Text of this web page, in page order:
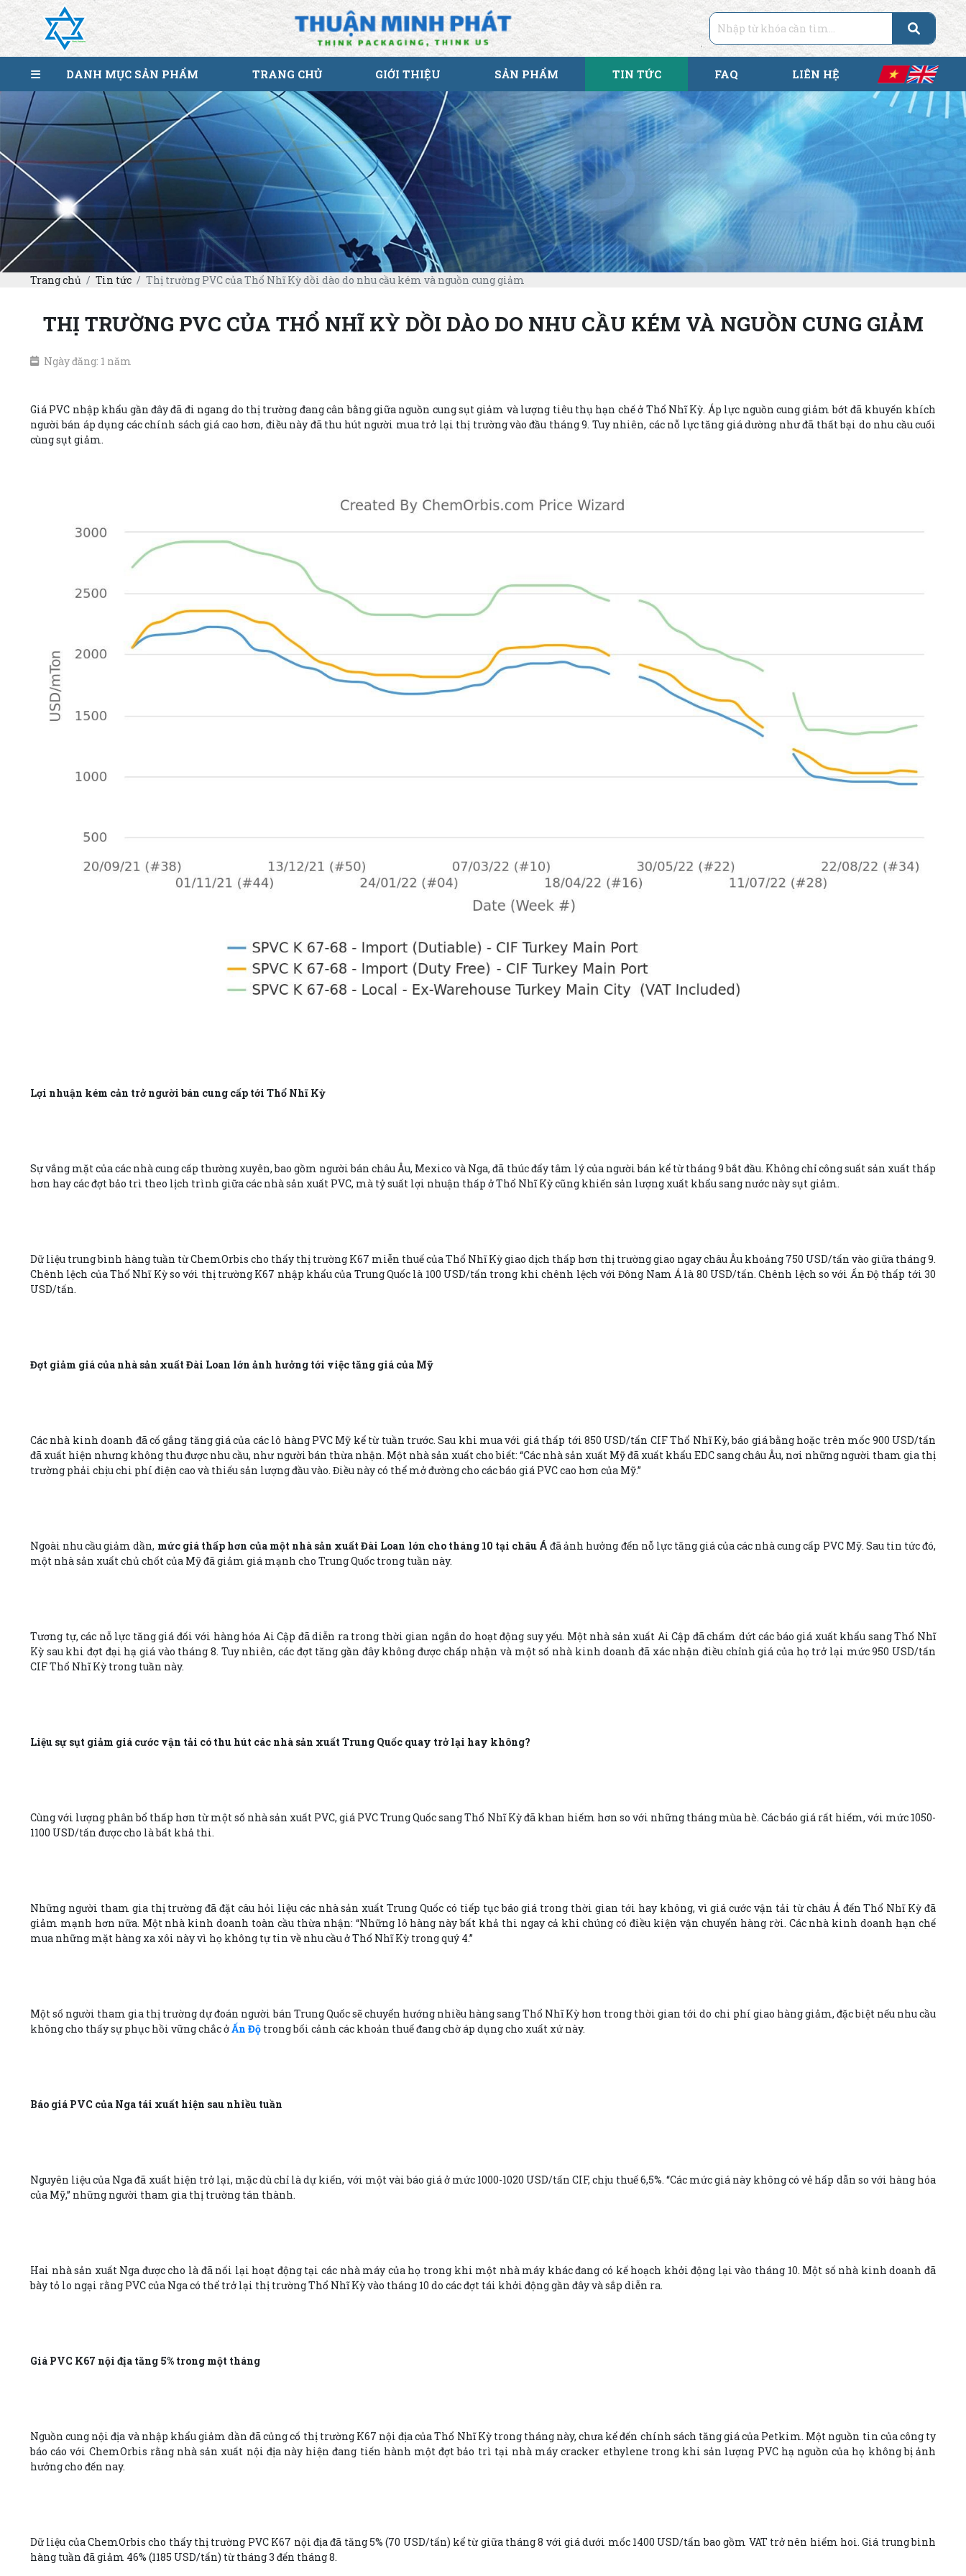
DANH MỤC SẢN PHẨM TRANG CHỦ GIỚI THIỆU SẢN PHẨM TIN TỨC FAQ LIÊN HỆ
Trang chủ Tin tức Thị trường PVC của Thổ Nhĩ Kỳ dồi dào do nhu cầu kém và nguồn cung giảm
THỊ TRƯỜNG PVC CỦA THỔ NHĨ KỲ DỒI DÀO DO NHU CẦU KÉM VÀ NGUỒN CUNG GIẢM
Ngày đăng: 1 năm
Giá PVC nhập khẩu gần đây đã đi ngang do thị trường đang cân bằng giữa nguồn cung sụt giảm và lượng tiêu thụ hạn chế ở Thổ Nhĩ Kỳ. Áp lực nguồn cung giảm bớt đã khuyến khích
người bán áp dụng các chính sách giá cao hơn, điều này đã thu hút người mua trở lại thị trường vào đầu tháng 9. Tuy nhiên, các nỗ lực tăng giá dường như đã thất bại do nhu cầu cuối
cùng sụt giảm.
Lợi nhuận kém cản trở người bán cung cấp tới Thổ Nhĩ Kỳ
Sự vắng mặt của các nhà cung cấp thường xuyên, bao gồm người bán châu Âu, Mexico và Nga, đã thúc đẩy tâm lý của người bán kể từ tháng 9 bắt đầu. Không chỉ công suất sản xuất thấp
hơn hay các đợt bảo trì theo lịch trình giữa các nhà sản xuất PVC, mà tỷ suất lợi nhuận thấp ở Thổ Nhĩ Kỳ cũng khiến sản lượng xuất khẩu sang nước này sụt giảm.
Dữ liệu trung bình hàng tuần từ ChemOrbis cho thấy thị trường K67 miễn thuế của Thổ Nhĩ Kỳ giao dịch thấp hơn thị trường giao ngay châu Âu khoảng 750 USD/tấn vào giữa tháng 9.
Chênh lệch của Thổ Nhĩ Kỳ so với thị trường K67 nhập khẩu của Trung Quốc là 100 USD/tấn trong khi chênh lệch với Đông Nam Á là 80 USD/tấn. Chênh lệch so với Ấn Độ thấp tới 30
USD/tấn.
Đợt giảm giá của nhà sản xuất Đài Loan lớn ảnh hưởng tới việc tăng giá của Mỹ
Các nhà kinh doanh đã cố gắng tăng giá của các lô hàng PVC Mỹ kể từ tuần trước. Sau khi mua với giá thấp tới 850 USD/tấn CIF Thổ Nhĩ Kỳ, báo giá bằng hoặc trên mốc 900 USD/tấn
đã xuất hiện nhưng không thu được nhu cầu, như người bán thừa nhận. Một nhà sản xuất cho biết: “Các nhà sản xuất Mỹ đã xuất khẩu EDC sang châu Âu, nơi những người tham gia thị
trường phải chịu chi phí điện cao và thiếu sản lượng đầu vào. Điều này có thể mở đường cho các báo giá PVC cao hơn của Mỹ.”
Ngoài nhu cầu giảm dần, mức giá thấp hơn của một nhà sản xuất Đài Loan lớn cho tháng 10 tại châu Á đã ảnh hưởng đến nỗ lực tăng giá của các nhà cung cấp PVC Mỹ. Sau tin tức đó,
một nhà sản xuất chủ chốt của Mỹ đã giảm giá mạnh cho Trung Quốc trong tuần này.
Tương tự, các nỗ lực tăng giá đối với hàng hóa Ai Cập đã diễn ra trong thời gian ngắn do hoạt động suy yếu. Một nhà sản xuất Ai Cập đã chấm dứt các báo giá xuất khẩu sang Thổ Nhĩ
Kỳ sau khi đợt đại hạ giá vào tháng 8. Tuy nhiên, các đợt tăng gần đây không được chấp nhận và một số nhà kinh doanh đã xác nhận điều chỉnh giá của họ trở lại mức 950 USD/tấn
CIF Thổ Nhĩ Kỳ trong tuần này.
Liệu sự sụt giảm giá cước vận tải có thu hút các nhà sản xuất Trung Quốc quay trở lại hay không?
Cùng với lượng phân bổ thấp hơn từ một số nhà sản xuất PVC, giá PVC Trung Quốc sang Thổ Nhĩ Kỳ đã khan hiếm hơn so với những tháng mùa hè. Các báo giá rất hiếm, với mức 1050-
1100 USD/tấn được cho là bất khả thi.
Những người tham gia thị trường đã đặt câu hỏi liệu các nhà sản xuất Trung Quốc có tiếp tục báo giá trong thời gian tới hay không, vì giá cước vận tải từ châu Á đến Thổ Nhĩ Kỳ đã
giảm mạnh hơn nữa. Một nhà kinh doanh toàn cầu thừa nhận: “Những lô hàng này bất khả thi ngay cả khi chúng có điều kiện vận chuyển hàng rời. Các nhà kinh doanh hạn chế
mua những mặt hàng xa xôi này vì họ không tự tin về nhu cầu ở Thổ Nhĩ Kỳ trong quý 4.”
Một số người tham gia thị trường dự đoán người bán Trung Quốc sẽ chuyển hướng nhiều hàng sang Thổ Nhĩ Kỳ hơn trong thời gian tới do chi phí giao hàng giảm, đặc biệt nếu nhu cầu
không cho thấy sự phục hồi vững chắc ởẤn Độ trong bối cảnh các khoản thuế đang chờ áp dụng cho xuất xứ này.
Báo giá PVC của Nga tái xuất hiện sau nhiều tuần
Nguyên liệu của Nga đã xuất hiện trở lại, mặc dù chỉ là dự kiến, với một vài báo giá ở mức 1000-1020 USD/tấn CIF, chịu thuế 6,5%. “Các mức giá này không có vẻ hấp dẫn so với hàng hóa
của Mỹ,” những người tham gia thị trường tán thành.
Hai nhà sản xuất Nga được cho là đã nối lại hoạt động tại các nhà máy của họ trong khi một nhà máy khác đang có kế hoạch khởi động lại vào tháng 10. Một số nhà kinh doanh đã
bày tỏ lo ngại rằng PVC của Nga có thể trở lại thị trường Thổ Nhĩ Kỳ vào tháng 10 do các đợt tái khởi động gần đây và sắp diễn ra.
Giá PVC K67 nội địa tăng 5% trong một tháng
Nguồn cung nội địa và nhập khẩu giảm dần đã củng cố thị trường K67 nội địa của Thổ Nhĩ Kỳ trong tháng này, chưa kể đến chính sách tăng giá của Petkim. Một nguồn tin của công ty
báo cáo với ChemOrbis rằng nhà sản xuất nội địa này hiện đang tiến hành một đợt bảo trì tại nhà máy cracker ethylene trong khi sản lượng PVC hạ nguồn của họ không bị ảnh
hưởng cho đến nay.
Dữ liệu của ChemOrbis cho thấy thị trường PVC K67 nội địa đã tăng 5% (70 USD/tấn) kể từ giữa tháng 8 với giá dưới mốc 1400 USD/tấn bao gồm VAT trở nên hiếm hoi. Giá trung bình
hàng tuần đã giảm 46% (1185 USD/tấn) từ tháng 3 đến tháng 8.